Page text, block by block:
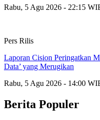
Rabu, 5 Agu 2026 - 22:15
Pers Rilis
Laporan Cision Peringatkan
Data’ yang Merugikan
Rabu, 5 Agu 2026 - 14:00
Berita Populer